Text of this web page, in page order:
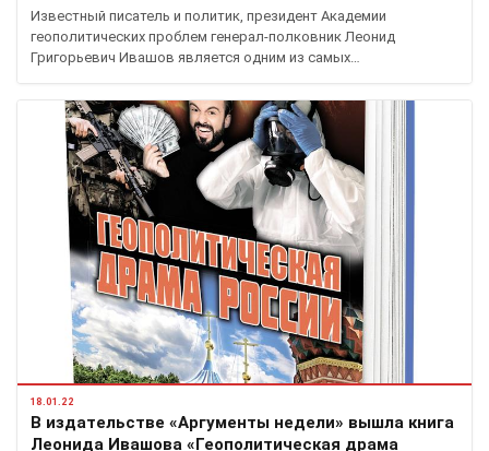
Известный писатель и политик, президент Академии
геополитических проблем генерал-полковник Леонид
Григорьевич Ивашов является одним из самых…
18.01.22
В издательстве «Аргументы недели» вышла книга
Леонида Ивашова «Геополитическая драма